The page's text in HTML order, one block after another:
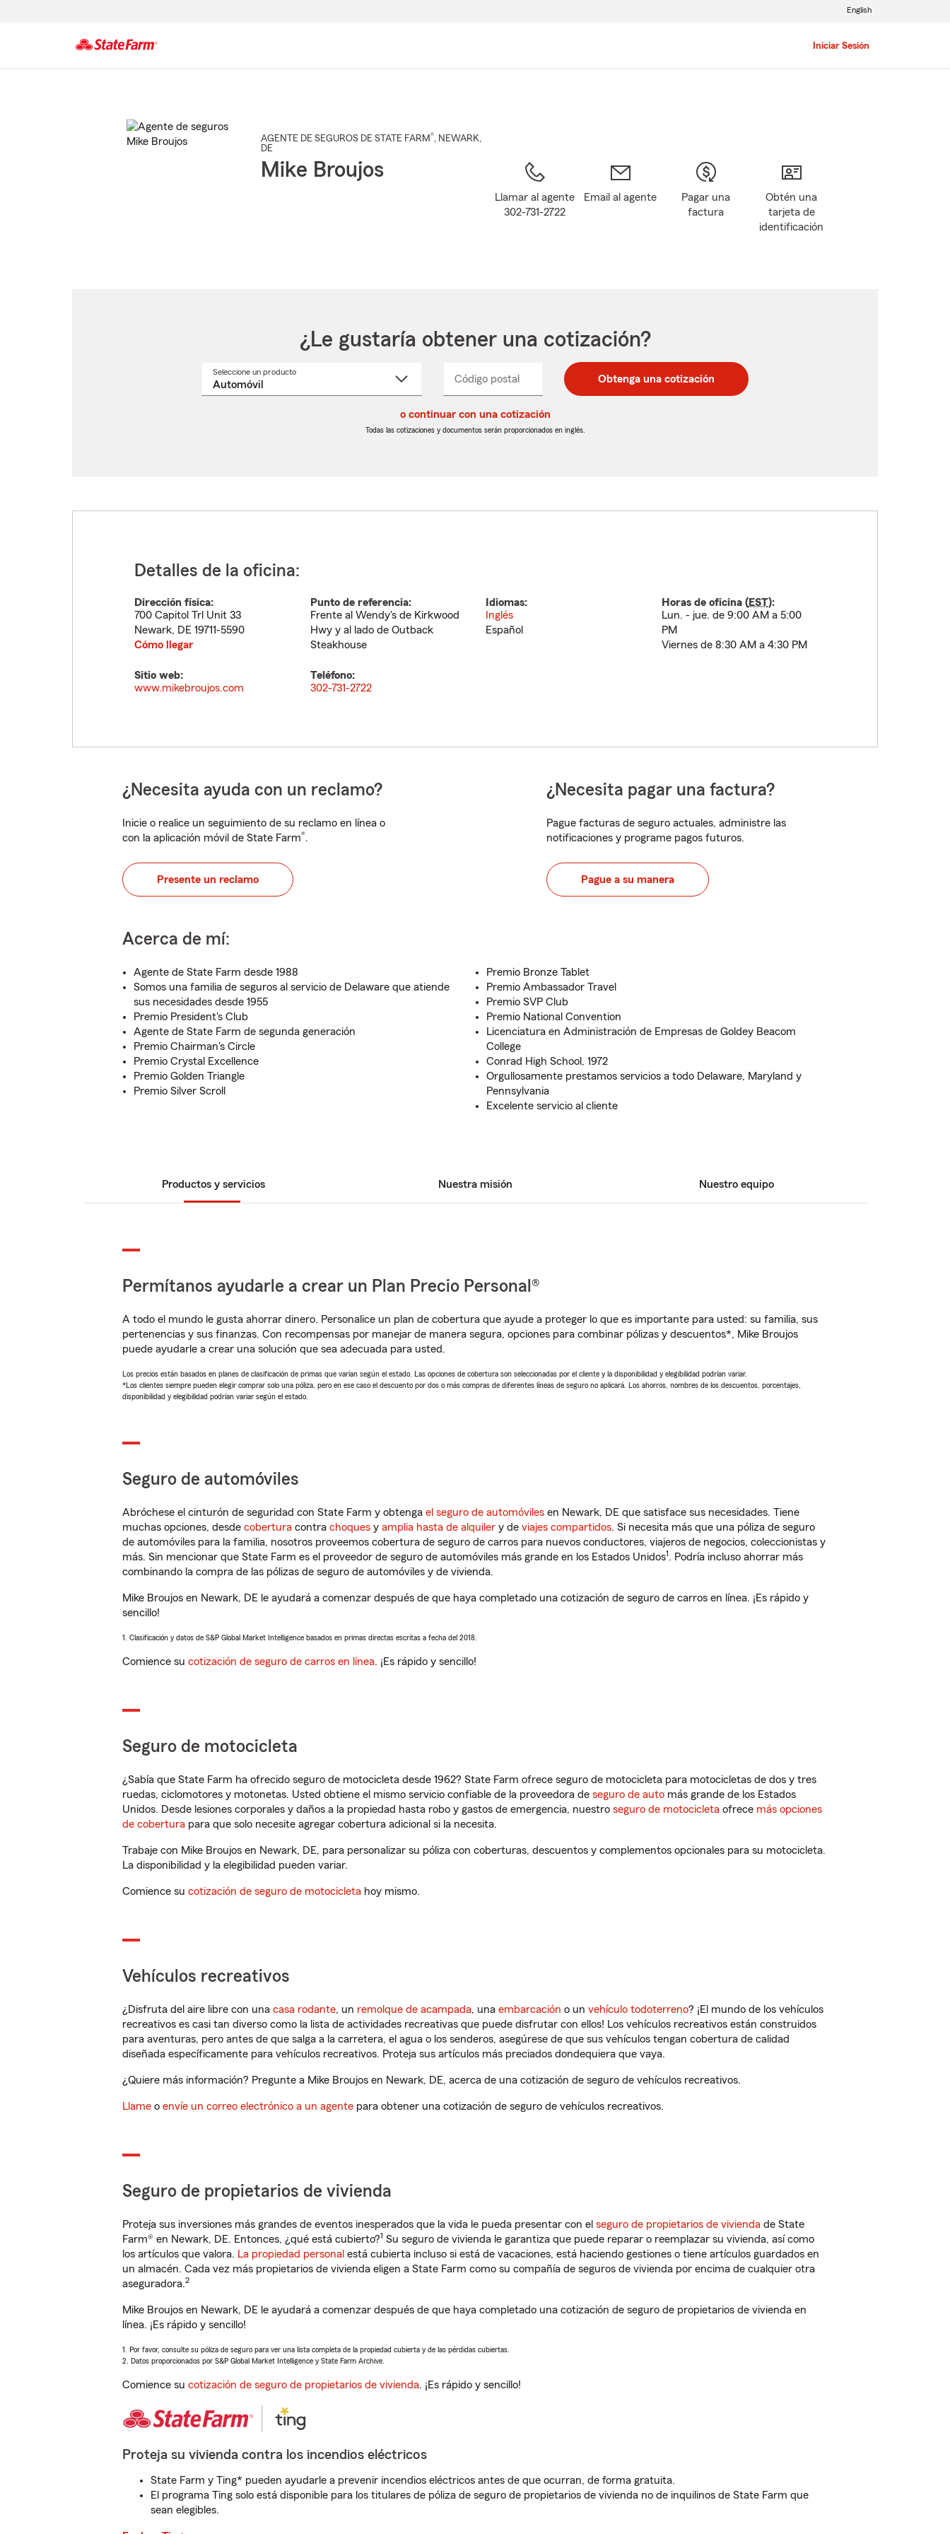
Iniciar Sesión
English
AGENTE DE SEGUROS DE STATE FARM®, NEWARK,
DE
Mike Broujos
Llamar al agente
302-731-2722
Email al agente
Pagar una
factura
Obtén una
tarjeta de
identificación
¿Le gustaría obtener una cotización?
Seleccione un productoSeleccione
Código postal
postal
de
postal
de
_____ Obtenga una cotización
o continuar con una cotización
Todas las cotizaciones y documentos serán proporcionados en inglés.
Detalles de la oficina:
Dirección física:
700 Capitol Trl Unit 33
Newark, DE 19711-5590
Cómo llegar
Punto de referencia:
Frente al Wendy's de Kirkwood
Hwy y al lado de Outback
Steakhouse
Idiomas:
Inglés
Español
Horas de oficina (EST):
Lun. - jue. de 9:00 AM a 5:00
PM
Viernes de 8:30 AM a 4:30 PM
Sitio web:
www.mikebroujos.com
Teléfono:
302-731-2722
¿Necesita ayuda con un reclamo?
Inicie o realice un seguimiento de su reclamo en línea o
con la aplicación móvil de State Farm®.
Presente un reclamo
¿Necesita pagar una factura?
Pague facturas de seguro actuales, administre las
notificaciones y programe pagos futuros.
Pague a su manera
Acerca de mí:
Agente de State Farm desde 1988
Somos una familia de seguros al servicio de Delaware que atiende
sus necesidades desde 1955
Premio President's Club
Agente de State Farm de segunda generación
Premio Chairman's Circle
Premio Crystal Excellence
Premio Golden Triangle
Premio Silver Scroll
Premio Bronze Tablet
Premio Ambassador Travel
Premio SVP Club
Premio National Convention
Licenciatura en Administración de Empresas de Goldey Beacom
College
Conrad High School, 1972
Orgullosamente prestamos servicios a todo Delaware, Maryland y
Pennsylvania
Excelente servicio al cliente
Productos y servicios Nuestra misión Nuestro equipo
Permítanos ayudarle a crear un Plan Precio Personal®
A todo el mundo le gusta ahorrar dinero. Personalice un plan de cobertura que ayude a proteger lo que es importante para usted: su familia, sus
pertenencias y sus finanzas. Con recompensas por manejar de manera segura, opciones para combinar pólizas y descuentos*, Mike Broujos
puede ayudarle a crear una solución que sea adecuada para usted.
Los precios están basados en planes de clasificación de primas que varían según el estado. Las opciones de cobertura son seleccionadas por el cliente y la disponibilidad y elegibilidad podrían variar.
*Los clientes siempre pueden elegir comprar solo una póliza, pero en ese caso el descuento por dos o más compras de diferentes líneas de seguro no aplicará. Los ahorros, nombres de los descuentos, porcentajes,
disponibilidad y elegibilidad podrían variar según el estado.
Seguro de automóviles
Abróchese el cinturón de seguridad con State Farm y obtenga el seguro de automóviles en Newark, DE que satisface sus necesidades. Tiene
muchas opciones, desde cobertura contra choques y amplia hasta de alquiler y de viajes compartidos. Si necesita más que una póliza de seguro
de automóviles para la familia, nosotros proveemos cobertura de seguro de carros para nuevos conductores, viajeros de negocios, coleccionistas y
más. Sin mencionar que State Farm es el proveedor de seguro de automóviles más grande en los Estados Unidos1. Podría incluso ahorrar más
combinando la compra de las pólizas de seguro de automóviles y de vivienda.
Mike Broujos en Newark, DE le ayudará a comenzar después de que haya completado una cotización de seguro de carros en línea. ¡Es rápido y
sencillo!
1. Clasificación y datos de S&P Global Market Intelligence basados en primas directas escritas a fecha del 2018.
Comience su cotización de seguro de carros en línea. ¡Es rápido y sencillo!
Seguro de motocicleta
¿Sabía que State Farm ha ofrecido seguro de motocicleta desde 1962? State Farm ofrece seguro de motocicleta para motocicletas de dos y tres
ruedas, ciclomotores y motonetas. Usted obtiene el mismo servicio confiable de la proveedora de seguro de auto más grande de los Estados
Unidos. Desde lesiones corporales y daños a la propiedad hasta robo y gastos de emergencia, nuestro seguro de motocicleta ofrece más opciones
de cobertura para que solo necesite agregar cobertura adicional si la necesita.
Trabaje con Mike Broujos en Newark, DE, para personalizar su póliza con coberturas, descuentos y complementos opcionales para su motocicleta.
La disponibilidad y la elegibilidad pueden variar.
Comience su cotización de seguro de motocicleta hoy mismo.
Vehículos recreativos
¿Disfruta del aire libre con una casa rodante, un remolque de acampada, una embarcación o un vehículo todoterreno? ¡El mundo de los vehículos
recreativos es casi tan diverso como la lista de actividades recreativas que puede disfrutar con ellos! Los vehículos recreativos están construidos
para aventuras, pero antes de que salga a la carretera, el agua o los senderos, asegúrese de que sus vehículos tengan cobertura de calidad
diseñada específicamente para vehículos recreativos. Proteja sus artículos más preciados dondequiera que vaya.
¿Quiere más información? Pregunte a Mike Broujos en Newark, DE, acerca de una cotización de seguro de vehículos recreativos.
Llame o envíe un correo electrónico a un agente para obtener una cotización de seguro de vehículos recreativos.
Seguro de propietarios de vivienda
Proteja sus inversiones más grandes de eventos inesperados que la vida le pueda presentar con el seguro de propietarios de vivienda de State
Farm® en Newark, DE. Entonces, ¿qué está cubierto?1 Su seguro de vivienda le garantiza que puede reparar o reemplazar su vivienda, así como
los artículos que valora. La propiedad personal está cubierta incluso si está de vacaciones, está haciendo gestiones o tiene artículos guardados en
un almacén. Cada vez más propietarios de vivienda eligen a State Farm como su compañía de seguros de vivienda por encima de cualquier otra
aseguradora.2
Mike Broujos en Newark, DE le ayudará a comenzar después de que haya completado una cotización de seguro de propietarios de vivienda en
línea. ¡Es rápido y sencillo!
1. Por favor, consulte su póliza de seguro para ver una lista completa de la propiedad cubierta y de las pérdidas cubiertas.
2. Datos proporcionados por S&P Global Market Intelligence y State Farm Archive.
Comience su cotización de seguro de propietarios de vivienda. ¡Es rápido y sencillo!
Proteja su vivienda contra los incendios eléctricos
State Farm y Ting* pueden ayudarle a prevenir incendios eléctricos antes de que ocurran, de forma gratuita.
El programa Ting solo está disponible para los titulares de póliza de seguro de propietarios de vivienda no de inquilinos de State Farm que
sean elegibles.